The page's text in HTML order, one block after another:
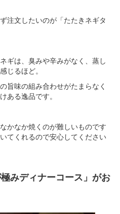
注文したいのが「たたきネギタ
ギは、臭みや辛みがなく、蒸し
じるほど。
旨味の組み合わせがたまらなく
ある逸品です。
かなか焼くのが難しいものです
てくれるので安心してください
みディナーコース」がお